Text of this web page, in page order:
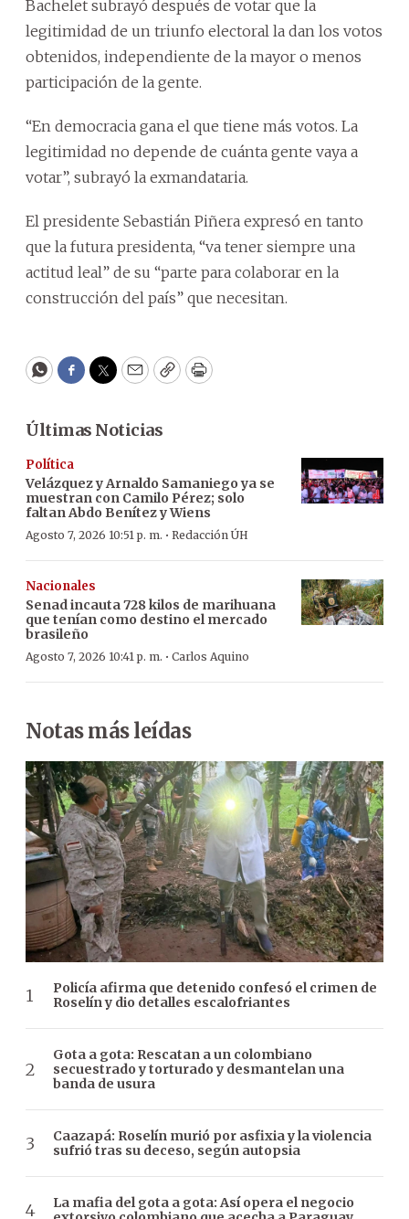
Bachelet subrayó después de votar que la
legitimidad de un triunfo electoral la dan los votos
obtenidos, independiente de la mayor o menos
participación de la gente.
“En democracia gana el que tiene más votos. La
legitimidad no depende de cuánta gente vaya a
votar”, subrayó la exmandataria.
El presidente Sebastián Piñera expresó en tanto
que la futura presidenta, “va tener siempre una
actitud leal” de su “parte para colaborar en la
construcción del país” que necesitan.
WhatsApp
Facebook
Twitter
EmailCopyPrint
Últimas Noticias
Política
Velázquez y Arnaldo Samaniego ya se
muestran con Camilo Pérez; solo
faltan Abdo Benítez y Wiens
Agosto 7, 2026 10:51 p. m. · Redacción ÚH
Nacionales
Senad incauta 728 kilos de marihuana
que tenían como destino el mercado
brasileño
Agosto 7, 2026 10:41 p. m. · Carlos Aquino
Notas más leídas
Policía afirma que detenido confesó el crimen de
Roselín y dio detalles escalofriantes
Gota a gota: Rescatan a un colombiano
secuestrado y torturado y desmantelan una
banda de usura
Caazapá: Roselín murió por asfixia y la violencia
sufrió tras su deceso, según autopsia
La mafia del gota a gota: Así opera el negocio